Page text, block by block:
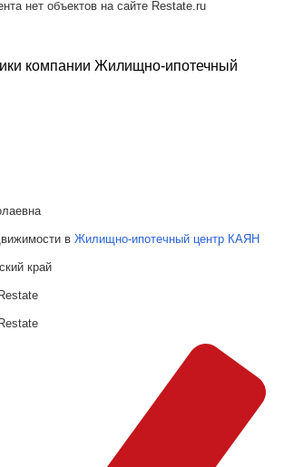
нет объектов на сайте Restate.ru
компании Жилищно-ипотечный
в Жилищно-ипотечный центр КАЯН
край